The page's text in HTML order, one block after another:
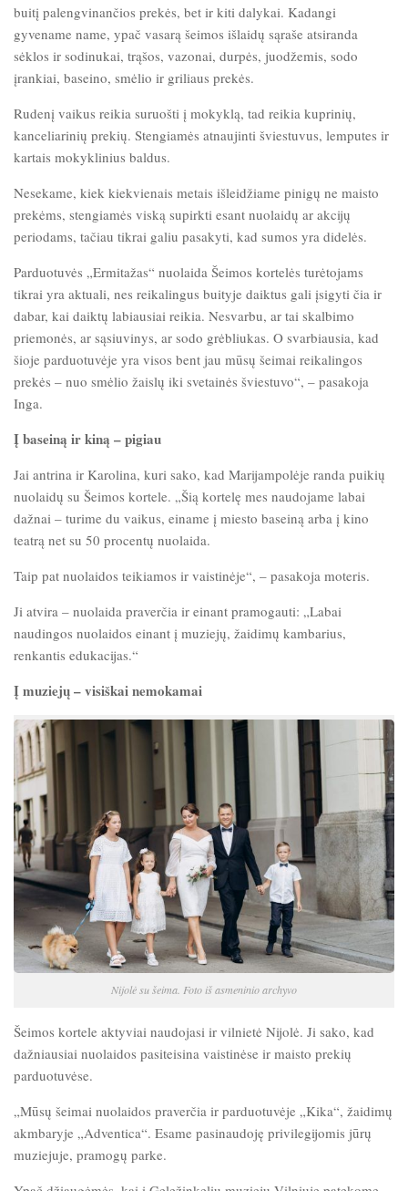
buitį palengvinančios prekės, bet ir kiti dalykai. Kadangi
gyvename name, ypač vasarą šeimos išlaidų sąraše atsiranda
sėklos ir sodinukai, trąšos, vazonai, durpės, juodžemis, sodo
įrankiai, baseino, smėlio ir griliaus prekės.
Rudenį vaikus reikia suruošti į mokyklą, tad reikia kuprinių,
kanceliarinių prekių. Stengiamės atnaujinti šviestuvus, lemputes ir
kartais mokyklinius baldus.
Nesekame, kiek kiekvienais metais išleidžiame pinigų ne maisto
prekėms, stengiamės viską supirkti esant nuolaidų ar akcijų
periodams, tačiau tikrai galiu pasakyti, kad sumos yra didelės.
Parduotuvės „Ermitažas“ nuolaida Šeimos kortelės turėtojams
tikrai yra aktuali, nes reikalingus buityje daiktus gali įsigyti čia ir
dabar, kai daiktų labiausiai reikia. Nesvarbu, ar tai skalbimo
priemonės, ar sąsiuvinys, ar sodo grėbliukas. O svarbiausia, kad
šioje parduotuvėje yra visos bent jau mūsų šeimai reikalingos
prekės – nuo smėlio žaislų iki svetainės šviestuvo“, – pasakoja
Inga.
Į baseiną ir kiną – pigiau
Jai antrina ir Karolina, kuri sako, kad Marijampolėje randa puikių
nuolaidų su Šeimos kortele. „Šią kortelę mes naudojame labai
dažnai – turime du vaikus, einame į miesto baseiną arba į kino
teatrą net su 50 procentų nuolaida.
Taip pat nuolaidos teikiamos ir vaistinėje“, – pasakoja moteris.
Ji atvira – nuolaida praverčia ir einant pramogauti: „Labai
naudingos nuolaidos einant į muziejų, žaidimų kambarius,
renkantis edukacijas.“
Į muziejų – visiškai nemokamai
Nijolė su šeima. Foto iš asmeninio archyvo
Šeimos kortele aktyviai naudojasi ir vilnietė Nijolė. Ji sako, kad
dažniausiai nuolaidos pasiteisina vaistinėse ir maisto prekių
parduotuvėse.
„Mūsų šeimai nuolaidos praverčia ir parduotuvėje „Kika“, žaidimų
akmbaryje „Adventica“. Esame pasinaudoję privilegijomis jūrų
muziejuje, pramogų parke.